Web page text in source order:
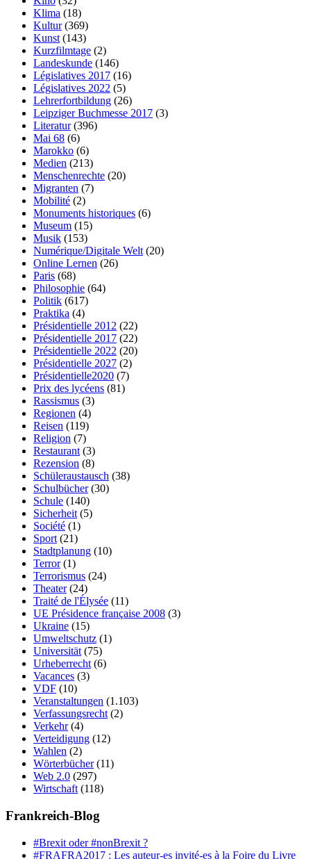
Klima (18)
Kultur(369)
Kunst(143)
Kurzfilmtage (2)
Landeskunde (146)
Législatives 2017 (16)
Législatives 2022 (5)
Lehrerfortbildung (26)
Leipziger Buchmesse 2017 (3)
Literatur(396)
Mai 68 (6)
Marokko (6)
Medien (213)
Menschenrechte (20)
Migranten (7)
Mobilité (2)
Monuments historiques (6)
Museum (15)
Musik (153)
Numérique/Digitale Welt(20)
Online Lernen (26)
Paris (68)
Philosophie (64)
Politik (617)
Praktika (4)
Présidentielle 2012 (22)
Présidentielle 2017 (22)
Présidentielle 2022 (20)
Présidentielle 2027 (2)
Présidentielle2020 (7)
Prix des lycéens (81)
Rassismus (3)
Regionen (4)
Reisen (119)
Religion (7)
Restaurant(3)
Rezension (8)
Schüleraustausch (38)
Schulbücher(30)
Schule (140)
Sicherheit(5)
Société (1)
Sport(21)
Stadtplanung (10)
Terror(1)
Terrorismus (24)
Theater(24)
Traité de l'Élysée (11)
UE Présidence française 2008 (3)
Ukraine (15)
Umweltschutz (1)
Universität(75)
Urheberrecht(6)
Vacances (3)
VDF (10)
Veranstaltungen (1.103)
Verfassungsrecht(2)
Verkehr(4)
Verteidigung (12)
Wahlen (2)
Wörterbücher(11)
Web 2.0 (297)
Wirtschaft(118)
Frankreich-Blog
#Brexit oder #nonBrexit ?
#FRAFRA2017 : Les auteur-es invité-es à la Foire du Livre